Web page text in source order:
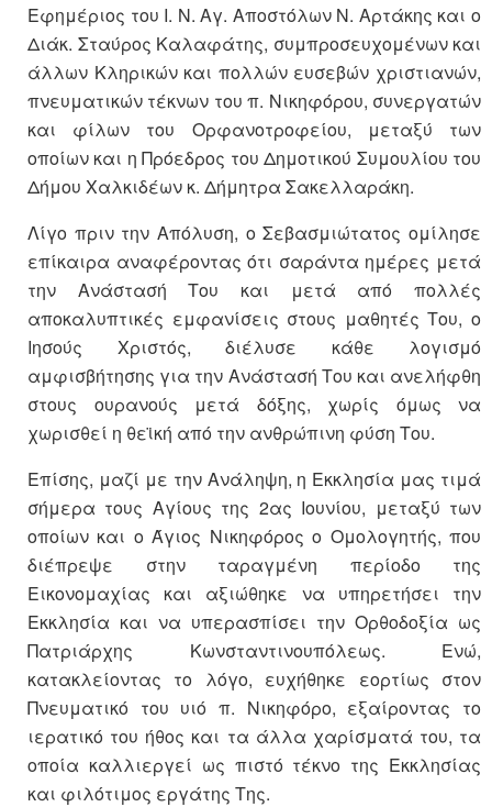
Εφημέριος του Ι. Ν. Αγ. Αποστόλων Ν. Αρτάκης και ο
Διάκ. Σταύρος Καλαφάτης, συμπροσευχομένων και
άλλων Κληρικών και πολλών ευσεβών χριστιανών,
πνευματικών τέκνων του π. Νικηφόρου, συνεργατών
και φίλων του Ορφανοτροφείου, μεταξύ των
οποίων και η Πρόεδρος του Δημοτικού Συμουλίου του
Δήμου Χαλκιδέων κ. Δήμητρα Σακελλαράκη.
Λίγο πριν την Απόλυση, ο Σεβασμιώτατος ομίλησε
επίκαιρα αναφέροντας ότι σαράντα ημέρες μετά
την Ανάστασή Tου και μετά από πολλές
αποκαλυπτικές εμφανίσεις στους μαθητές Του, ο
Ιησούς Χριστός, διέλυσε κάθε λογισμό
αμφισβήτησης για την Ανάστασή Του και ανελήφθη
στους ουρανούς μετά δόξης, χωρίς όμως να
χωρισθεί η θεϊκή από την ανθρώπινη φύση Του.
Επίσης, μαζί με την Ανάληψη, η Εκκλησία μας τιμά
σήμερα τους Αγίους της 2ας Ιουνίου, μεταξύ των
οποίων και ο Άγιος Νικηφόρος ο Ομολογητής, που
διέπρεψε στην ταραγμένη περίοδο της
Εικονομαχίας και αξιώθηκε να υπηρετήσει την
Εκκλησία και να υπερασπίσει την Ορθοδοξία ως
Πατριάρχης Κωνσταντινουπόλεως. Ενώ,
κατακλείοντας το λόγο, ευχήθηκε εορτίως στον
Πνευματικό του υιό π. Νικηφόρο, εξαίροντας το
ιερατικό του ήθος και τα άλλα χαρίσματά του, τα
οποία καλλιεργεί ως πιστό τέκνο της Εκκλησίας
και φιλότιμος εργάτης Της.